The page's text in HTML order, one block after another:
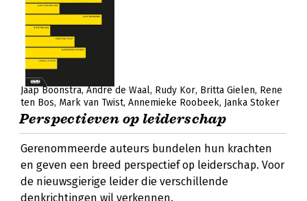
Jaap Boonstra André de Waal Rudy Kor Britta Gielen Rene
ten Bos Mark van Twist Annemieke Roobeek Janka Stoker
Perspectieven op leiderschap
Gerenommeerde auteurs bundelen hun krachten
en geven een breed perspectief op leiderschap. Voor
de nieuwsgierige leider die verschillende
denkrichtingen wil verkennen.